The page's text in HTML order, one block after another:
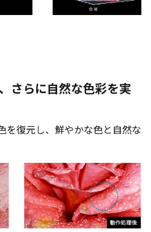
さらに自然な色彩を実
を復元し、鮮やかな色と自然な